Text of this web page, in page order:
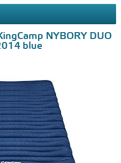
NYBORY DUO
blue